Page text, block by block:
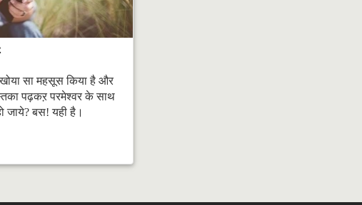
सा महसूस किया है और
पढ़कऱ परमेश्वर के साथ
बस! यही है।